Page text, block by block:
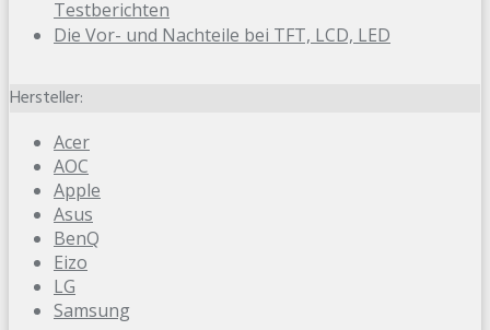
Testberichten
Die Vor- und Nachteile bei TFT, LCD, LED
Hersteller:
Acer
AOC
Apple
Asus
BenQ
Eizo
LG
Samsung